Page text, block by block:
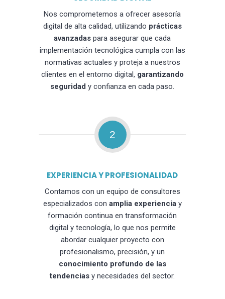
Nos comprometemos a ofrecer asesoría
digital de alta calidad, utilizando prácticas
avanzadas para asegurar que cada
implementación tecnológica cumpla con las
normativas actuales y proteja a nuestros
clientes en el entorno digital, garantizando
seguridad y confianza en cada paso.
2
EXPERIENCIA Y PROFESIONALIDAD
Contamos con un equipo de consultores
especializados con amplia experienciay
formación continua en transformación
digital y tecnología, lo que nos permite
abordar cualquier proyecto con
profesionalismo, precisión, y un
conocimiento profundo de las
tendencias y necesidades del sector.